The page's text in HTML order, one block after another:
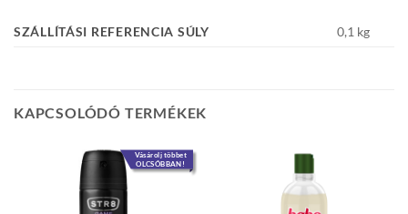
SZÁLLÍTÁSI REFERENCIA SÚLY 0,1 kg
KAPCSOLÓDÓ TERMÉKEK
Vásárolj többet
OLCSÓBBAN!